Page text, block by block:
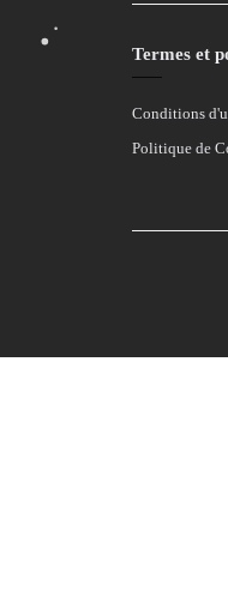
Termes et
Conditions
Politique de